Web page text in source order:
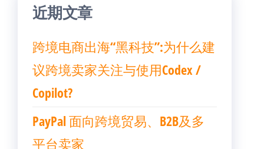
近期文章
跨境电商出海“黑科技”:为什么建
议跨境卖家关注与使用Codex /
Copilot?
PayPal 面向跨境贸易、B2B及多
平台卖家